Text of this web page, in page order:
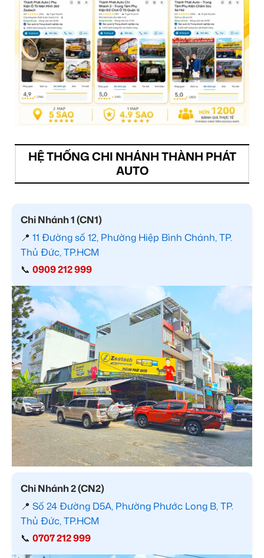
HỆ THỐNG CHI NHÁNH THÀNH PHÁT
AUTO
Chi Nhánh 1 (CN1)
📍 11 Đường số 12, Phường Hiệp Bình Chánh, TP.
Thủ Đức, TP.HCM
📞 0909 212 999
Chi Nhánh 2 (CN2)
📍 Số 24 Đường D5A, Phường Phước Long B, TP.
Thủ Đức, TP.HCM
📞 0707 212 999